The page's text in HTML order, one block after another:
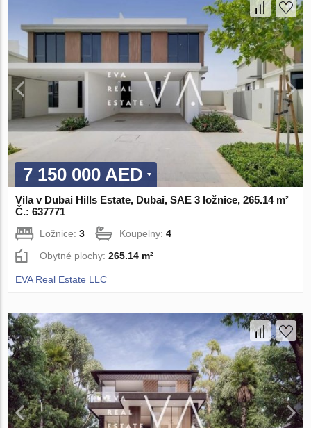
7 150 000 AED
Vila v Dubai Hills Estate, Dubai, SAE 3 ložnice, 265.14 m²
Č.: 637771
Ložnice:3 Koupelny:4
Obytné plochy:265.14 m²
EVA Real Estate LLC